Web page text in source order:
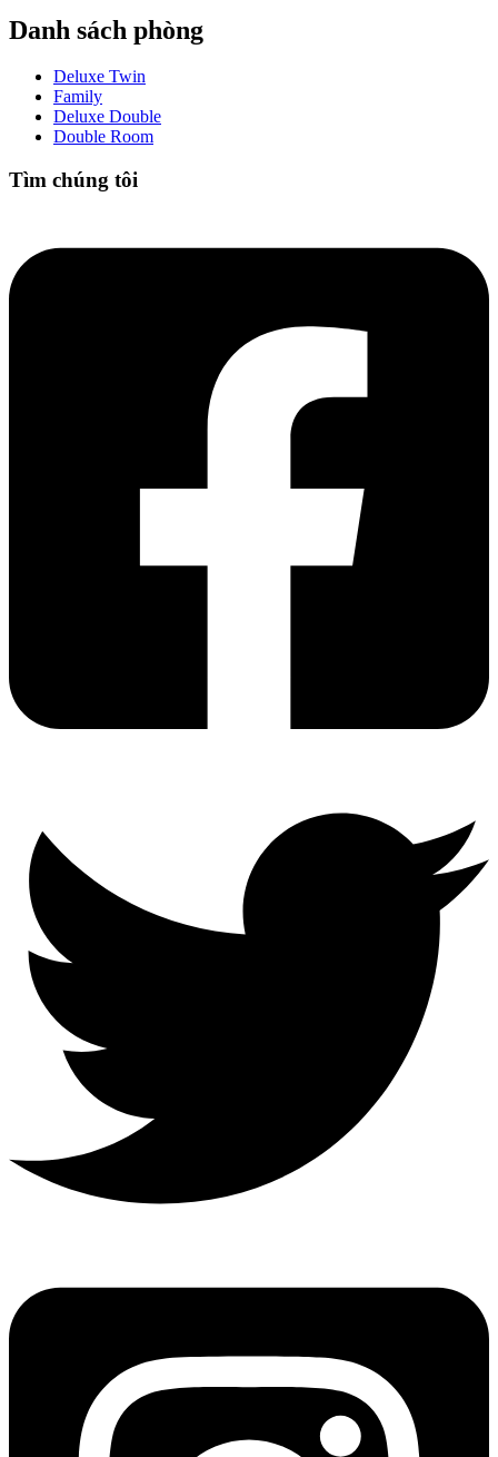
Danh sách phòng
Deluxe Twin
Family
Deluxe Double
Double Room
Tìm chúng tôi